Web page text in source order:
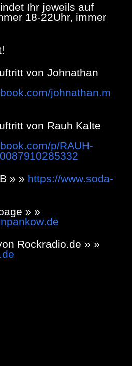
Ihr jeweils auf
18-22Uhr, immer
von Johnathan
johnathan.m
von Rauh Kalte
p/RAUH-
» » https://www.soda-
» »
Rockradio.de » »